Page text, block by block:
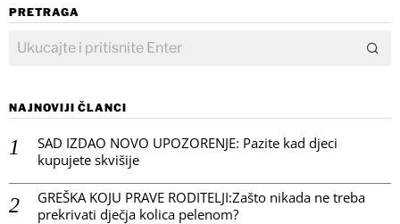
PRETRAGA
NAJNOVIJI ČLANCI
SAD IZDAO NOVO UPOZORENJE: Pazite kad djeci
kupujete skvišije
GREŠKA KOJU PRAVE RODITELJI:Zašto nikada ne treba
prekrivati dječja kolica pelenom?